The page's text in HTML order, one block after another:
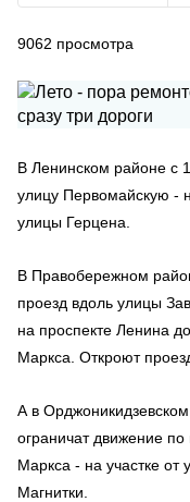
9062 просмотра
В Ленинском районе с
улицу Первомайскую -
улицы Герцена.
В Правобережном
проезд вдоль улицы
на проспекте Ленина
Маркса. Откроют
А в
ограничат движение по
Маркса - на участке
Магнитки.